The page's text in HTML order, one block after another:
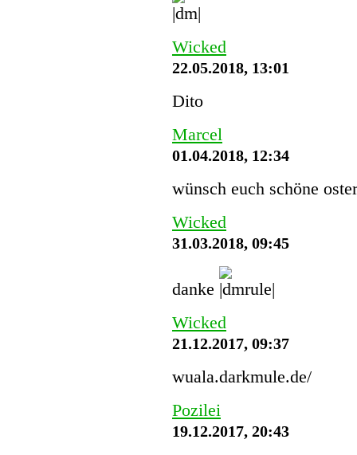
Wicked
22.05.2018, 13:01
Dito
Marcel
01.04.2018, 12:34
wünsch euch schöne
Wicked
31.03.2018, 09:45
danke
Wicked
21.12.2017, 09:37
wuala.darkmule.de/
Pozilei
19.12.2017, 20:43